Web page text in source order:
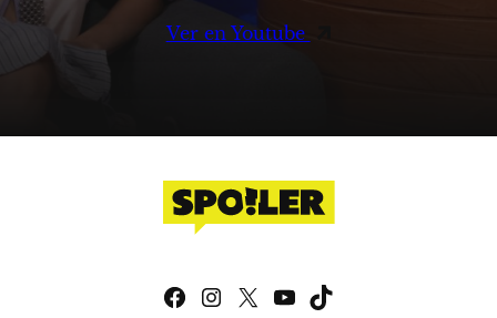
Ver en Youtube
Facebook
Instagram
X YouTube